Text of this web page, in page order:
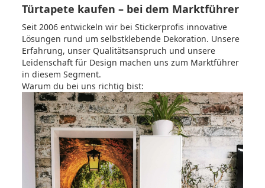
Türtapete kaufen – bei dem Marktführer
Seit 2006 entwickeln wir bei Stickerprofis innovative
Lösungen rund um selbstklebende Dekoration. Unsere
Erfahrung, unser Qualitätsanspruch und unsere
Leidenschaft für Design machen uns zum Marktführer
in diesem Segment.
Warum du bei uns richtig bist: